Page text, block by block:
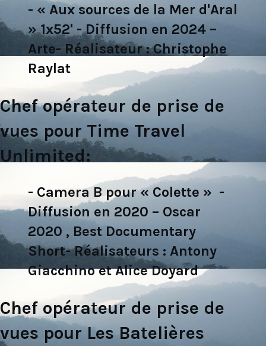
- « Aux sources de la Mer d'Aral
» 1x52' - Diffusion en 2024 –
Arte- Réalisateur : Christophe
Raylat
Chef opérateur de prise de
vues pour Time Travel
Unlimited:
- Camera B pour « Colette » -
Diffusion en 2020 – Oscar
2020 , Best Documentary
Short- Réalisateurs : Antony
Giacchino et Alice Doyard
Chef opérateur de prise de
vues pour Les Batelières